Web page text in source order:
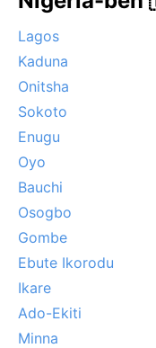
Lagos
Kaduna
Onitsha
Sokoto
Enugu
Oyo
Bauchi
Osogbo
Gombe
Ebute Ikorodu
Ikare
Ado-Ekiti
Minna